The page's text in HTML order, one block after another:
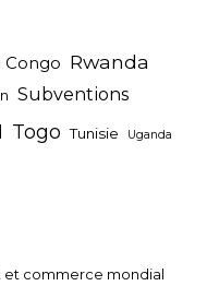
Rwanda
Subventions
Togo Tunisie Uganda
et commerce mondial